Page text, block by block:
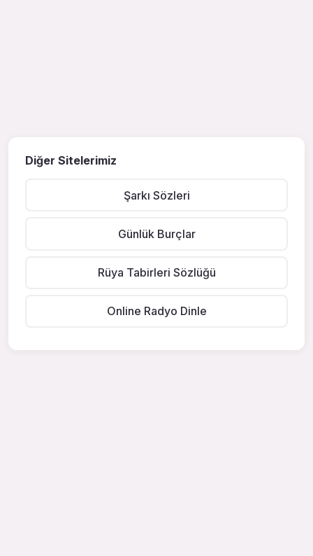
Diğer Sitelerimiz
Şarkı Sözleri
Günlük Burçlar
Rüya Tabirleri Sözlüğü
Online Radyo Dinle